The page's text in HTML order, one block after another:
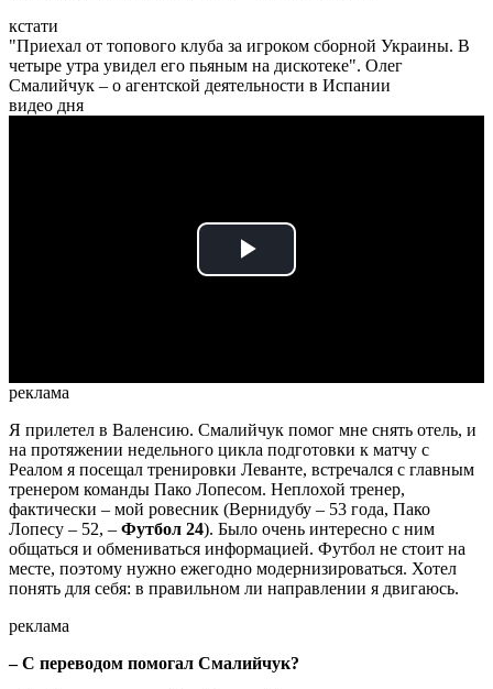
кстати
"Приехал от топового клуба за игроком сборной Украины. В
четыре утра увидел его пьяным на дискотеке". Олег
Смалийчук – о агентской деятельности в Испании
видео дня
Play
реклама
Я прилетел в Валенсию. Смалийчук помог мне снять отель, и
на протяжении недельного цикла подготовки к матчу с
Реалом я посещал тренировки Леванте, встречался с главным
тренером команды Пако Лопесом. Неплохой тренер,
фактически – мой ровесник (Вернидубу – 53 года, Пако
Лопесу – 52, – Футбол 24). Было очень интересно с ним
общаться и обмениваться информацией. Футбол не стоит на
месте, поэтому нужно ежегодно модернизироваться. Хотел
понять для себя: в правильном ли направлении я двигаюсь.
реклама
– С переводом помогал Смалийчук?